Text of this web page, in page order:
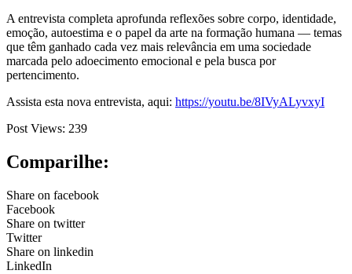
A entrevista completa aprofunda reflexões sobre corpo, identidade,
emoção, autoestima e o papel da arte na formação humana — temas
que têm ganhado cada vez mais relevância em uma sociedade
marcada pelo adoecimento emocional e pela busca por
pertencimento.
Assista esta nova entrevista, aqui: https://youtu.be/8IVyALyvxyI
Post Views: 239
Comparilhe:
Share on facebook
Facebook
Share on twitter
Twitter
Share on linkedin
LinkedIn